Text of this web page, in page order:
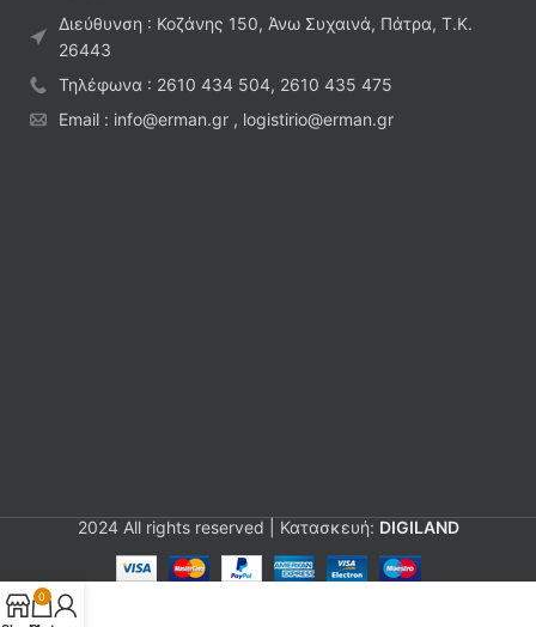
Διεύθυνση : Κοζάνης 150, Άνω Συχαινά, Πάτρα, Τ.Κ.
26443
Τηλέφωνα : 2610 434 504, 2610 435 475
Email : info@erman.gr , logistirio@erman.gr
2024 All rights reserved | Κατασκευή: DIGILAND
0